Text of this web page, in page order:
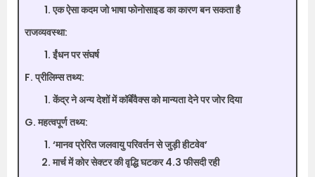
एक ऐसा कदम जो भाषा फोनोसाइड का कारण बन सकता है
राजव्यवस्था:
ईंधन पर संघर्ष
F. प्रीलिम्स तथ्य:
केंद्र ने अन्य देशों में कॉर्बेवैक्स को मान्यता देने पर जोर दिया
G. महत्वपूर्ण तथ्य:
‘मानव प्रेरित जलवायु परिवर्तन से जुड़ी हीटवेव’
मार्च में कोर सेक्टर की वृद्धि घटकर 4.3 फीसदी रही